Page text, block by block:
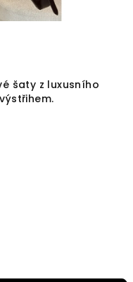
šaty z luxusního